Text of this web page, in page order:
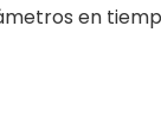
en